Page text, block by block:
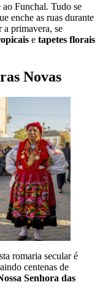
ao Funchal. Tudo se
enche as ruas durante
a primavera, se
e tapetes florais
Novas
romaria secular é
centenas de
Senhora das